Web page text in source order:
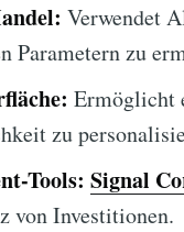
Verwendet
Parametern zu
Ermöglicht
zu
Tools: Signal
von Investitionen.